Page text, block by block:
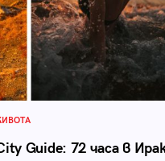
Guide: 72 часа в